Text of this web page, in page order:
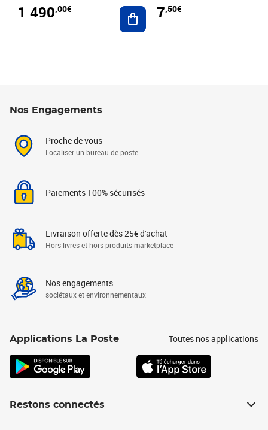
1 490,00€ Ajouter au panier
7,50€
Nos Engagements
Proche de vous
Localiser un bureau de poste
Paiements 100% sécurisés
Livraison offerte dès 25€ d'achat
Hors livres et hors produits marketplace
Nos engagements
sociétaux et environnementaux
Applications La Poste Toutes nos applications
Restons connectés